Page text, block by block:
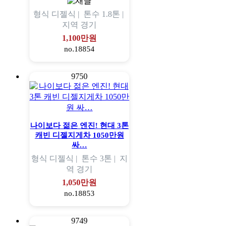
형식 디젤식 | 톤수 1.8톤 |
지역 경기
1,100만원
no.18854
9750
나이보다 젊은 엔진! 현대 3톤
캐빈 디젤지게차 1050만원
싸…
형식 디젤식 | 톤수 3톤 | 지
역 경기
1,050만원
no.18853
9749